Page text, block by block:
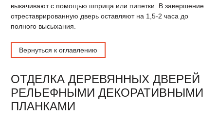
выкачивают с помощью шприца или пипетки. В завершение
отреставрированную дверь оставляют на 1,5-2 часа до
полного высыхания.
Вернуться к оглавлению
ОТДЕЛКА ДЕРЕВЯННЫХ ДВЕРЕЙ
РЕЛЬЕФНЫМИ ДЕКОРАТИВНЫМИ
ПЛАНКАМИ